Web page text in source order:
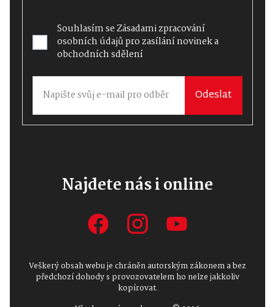
Souhlasím seZásadami zpracování
osobních údajůpro zasílání novinek a
obchodních sdělení
Odeslat
Najdete nás i online
Veškerý obsah webu je chráněn autorským zákonem a bez
předchozí dohody s provozovatelem ho nelze jakkoliv
kopírovat.